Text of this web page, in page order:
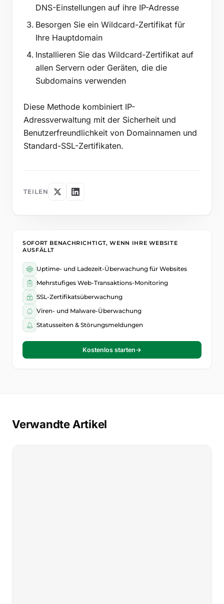
DNS-Einstellungen auf ihre IP-Adresse
Besorgen Sie ein Wildcard-Zertifikat für
Ihre Hauptdomain
Installieren Sie das Wildcard-Zertifikat auf
allen Servern oder Geräten, die die
Subdomains verwenden
Diese Methode kombiniert IP-
Adressverwaltung mit der Sicherheit und
Benutzerfreundlichkeit von Domainnamen und
Standard-SSL-Zertifikaten.
TEILEN
SOFORT BENACHRICHTIGT, WENN IHRE WEBSITE
AUSFÄLLT
Uptime- und Ladezeit-Überwachung für Websites
Mehrstufiges Web-Transaktions-Monitoring
SSL-Zertifikatsüberwachung
Viren- und Malware-Überwachung
Statusseiten & Störungsmeldungen
Kostenlos starten→
Verwandte Artikel